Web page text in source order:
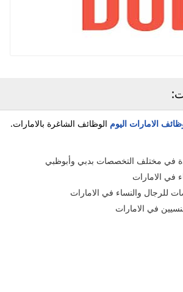
الامارات اليوم الوظائف الشاغرة بالامارات.
في الامارات
والنساء في الامارات
في الامارات